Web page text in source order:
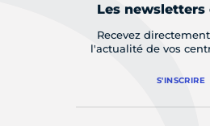
Les newsletters
Recevez
l'actualité de vos
S'INSCRIRE